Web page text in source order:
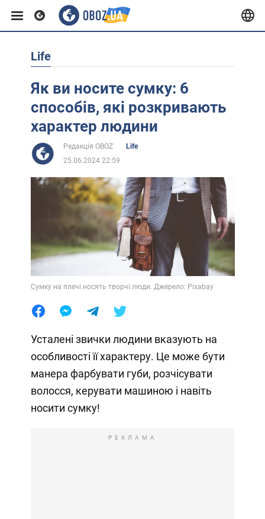
Європа
Африка
Лайфхаки
Life
Як ви носите сумку: 6
способів, які розкривають
характер людини
Редакція OBOZ
Life
25.06.2024 22:59
Сумку на плечі носять творчі люди. Джерело: Pixabay
Усталені звички людини вказують на
особливості її характеру. Це може бути
манера фарбувати губи, розчісувати
волосся, керувати машиною і навіть
носити сумку!
РЕКЛАМА